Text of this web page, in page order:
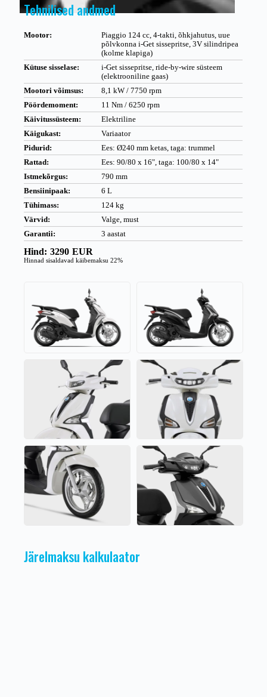
Tehnilised andmed
Mootor:
Piaggio 124 cc, 4-takti, õhkjahutus, uue
põlvkonna i-Get sissepritse, 3V silindripea
(kolme klapiga)
Kütuse sisselase:
i-Get sissepritse, ride-by-wire süsteem
(elektrooniline gaas)
Mootori võimsus:
8,1 kW / 7750 rpm
Pöördemoment:
11 Nm / 6250 rpm
Käivitussüsteem:
Elektriline
Käigukast:
Variaator
Pidurid:
Ees: Ø240 mm ketas, taga: trummel
Rattad:
Ees: 90/80 x 16", taga: 100/80 x 14"
Istmekõrgus:
790 mm
Bensiinipaak:
6 L
Tühimass:
124 kg
Värvid:
Valge, must
Garantii:
3 aastat
Hind: 3290 EUR
Hinnad sisaldavad käibemaksu 22%
Järelmaksu kalkulaator